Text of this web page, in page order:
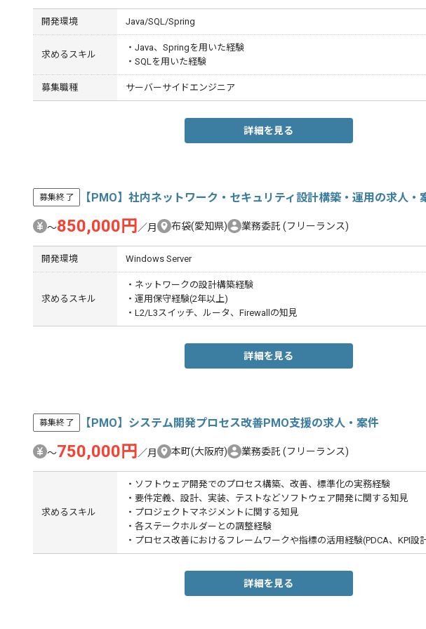
開発環境 Java/SQL/Spring
求めるスキル
・Java、Springを用いた経験
・SQLを用いた経験
募集職種 サーバーサイドエンジニア
詳細を見る
募集終了 【PMO】社内ネットワーク・セキュリティ設計構築・運用の求人・
〜850,000円 ／月 布袋(愛知県) 業務委託 (フリーランス)
開発環境 Windows Server
求めるスキル
・ネットワークの設計構築経験
・運用保守経験(2年以上)
・L2/L3スイッチ、ルータ、Firewallの知見
詳細を見る
募集終了 【PMO】システム開発プロセス改善PMO支援の求人・案件
〜750,000円 ／月 本町(大阪府) 業務委託 (フリーランス)
求めるスキル
・ソフトウェア開発でのプロセス構築、改善、標準化の実務経験
・要件定義、設計、実装、テストなどソフトウェア開発に関する知見
・プロジェクトマネジメントに関する知見
・各ステークホルダーとの調整経験
・プロセス改善におけるフレームワークや指標の活用経験(PDCA、KPI設
詳細を見る